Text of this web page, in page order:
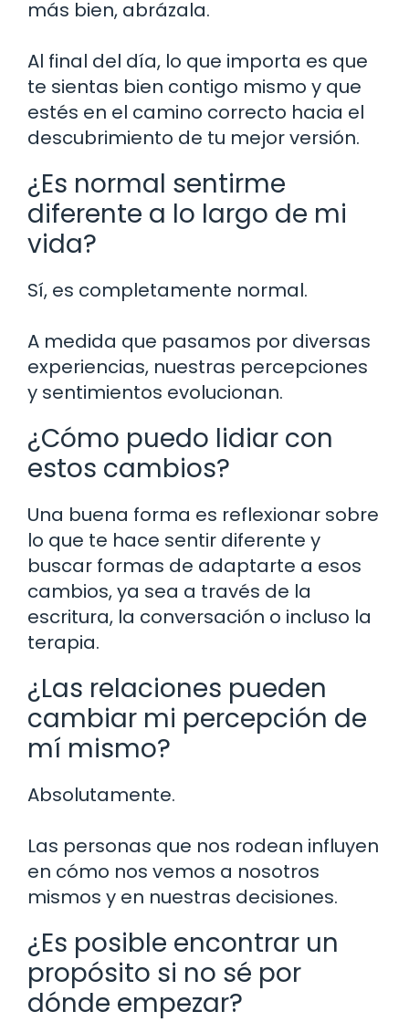
más bien, abrázala.
Al final del día, lo que importa es que
te sientas bien contigo mismo y que
estés en el camino correcto hacia el
descubrimiento de tu mejor versión.
¿Es normal sentirme
diferente a lo largo de mi
vida?
Sí, es completamente normal.
A medida que pasamos por diversas
experiencias, nuestras percepciones
y sentimientos evolucionan.
¿Cómo puedo lidiar con
estos cambios?
Una buena forma es reflexionar sobre
lo que te hace sentir diferente y
buscar formas de adaptarte a esos
cambios, ya sea a través de la
escritura, la conversación o incluso la
terapia.
¿Las relaciones pueden
cambiar mi percepción de
mí mismo?
Absolutamente.
Las personas que nos rodean influyen
en cómo nos vemos a nosotros
mismos y en nuestras decisiones.
¿Es posible encontrar un
propósito si no sé por
dónde empezar?